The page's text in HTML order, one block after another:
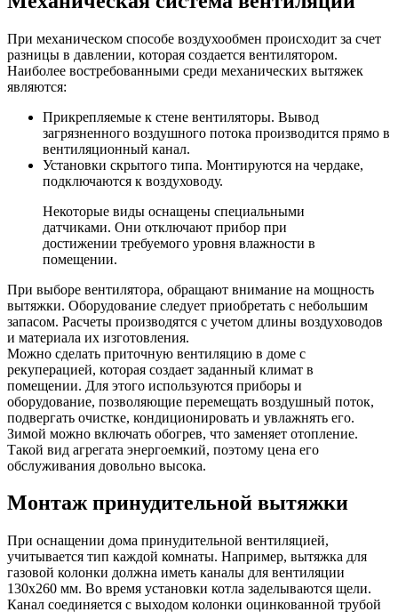
При механическом способе воздухообмен происходит за счет
разницы в давлении, которая создается вентилятором.
Наиболее востребованными среди механических вытяжек
являются:
Прикрепляемые к стене вентиляторы. Вывод
загрязненного воздушного потока производится прямо в
вентиляционный канал.
Установки скрытого типа. Монтируются на чердаке,
подключаются к воздуховоду.
Некоторые виды оснащены специальными
датчиками. Они отключают прибор при
достижении требуемого уровня влажности в
помещении.
При выборе вентилятора, обращают внимание на мощность
вытяжки. Оборудование следует приобретать с небольшим
запасом. Расчеты производятся с учетом длины воздуховодов
и материала их изготовления.
Можно сделать приточную вентиляцию в доме с
рекуперацией, которая создает заданный климат в
помещении. Для этого используются приборы и
оборудование, позволяющие перемещать воздушный поток,
подвергать очистке, кондиционировать и увлажнять его.
Зимой можно включать обогрев, что заменяет отопление.
Такой вид агрегата энергоемкий, поэтому цена его
обслуживания довольно высока.
Монтаж принудительной вытяжки
При оснащении дома принудительной вентиляцией,
учитывается тип каждой комнаты. Например, вытяжка для
газовой колонки должна иметь каналы для вентиляции
130х260 мм. Во время установки котла заделываются щели.
Канал соединяется с выходом колонки оцинкованной трубой